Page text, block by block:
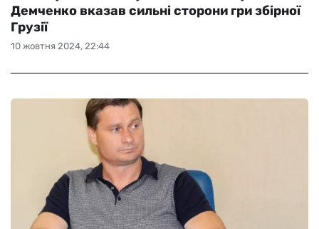
10 жовтня 2024, 22:44
Демченко вказав сильні сторони гри збірної
Грузії